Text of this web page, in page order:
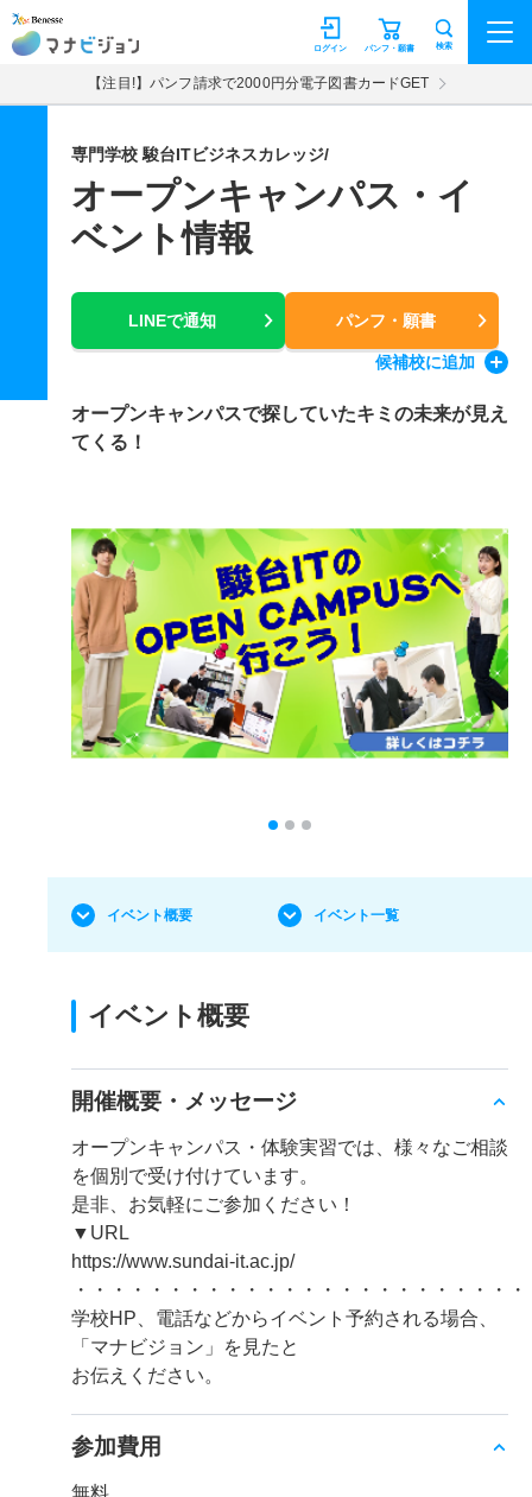
マナビジョン パンフ・願書
ログイン 検索
【注目!】パンフ請求で2000円分電子図書カードGET
専門学校 駿台ITビジネスカレッジ/
オープンキャンパス・イ
ベント情報
LINEで通知 パンフ・願書
候補校に追加
オープンキャンパスで探していたキミの未来が見え
てくる！
イベント概要 イベント一覧
イベント概要
開催概要・メッセージ
オープンキャンパス・体験実習では、様々なご相談
を個別で受け付けています。
是非、お気軽にご参加ください！
▼URL
https://www.sundai-it.ac.jp/
・・・・・・・・・・・・・・・・・・・・・・・
学校HP、電話などからイベント予約される場合、
「マナビジョン」を見たと
お伝えください。
参加費用
無料